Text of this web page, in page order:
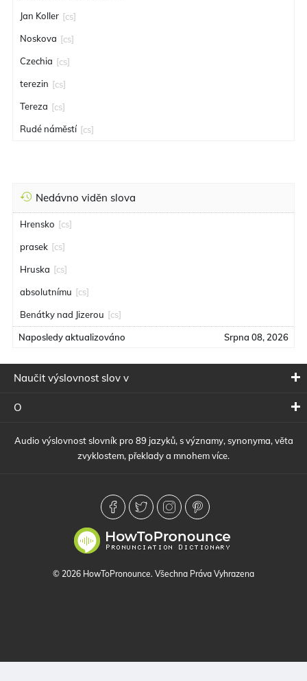
Jan Koller [cs]
Noskova [cs]
Czechia [cs]
terezin [cs]
Tereza [cs]
Rudé náměstí [cs]
Nedávno viděn slova
Hrensko [cs]
prasek [cs]
Hruska [cs]
absolutnímu [cs]
Benátky nad Jizerou [cs]
Naposledy aktualizováno Srpna 08, 2026
Naučit výslovnost slov v
O
Audio výslovnost slovník pro 89 jazyků, s významy, synonyma, věta
zvyklostem, překlady a mnohem více.
© 2026 HowToPronounce. Všechna Práva Vyhrazena